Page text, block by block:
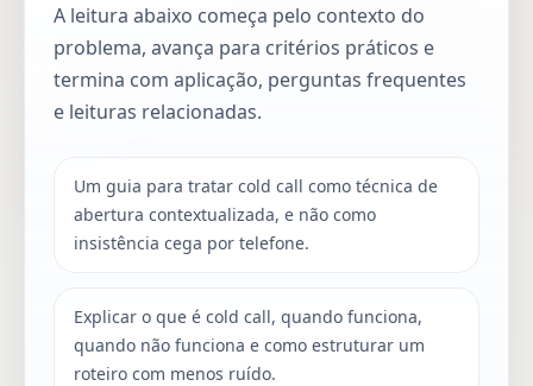
A leitura abaixo começa pelo contexto do
problema, avança para critérios práticos e
termina com aplicação, perguntas frequentes
e leituras relacionadas.
Um guia para tratar cold call como técnica de
abertura contextualizada, e não como
insistência cega por telefone.
Explicar o que é cold call, quando funciona,
quando não funciona e como estruturar um
roteiro com menos ruído.